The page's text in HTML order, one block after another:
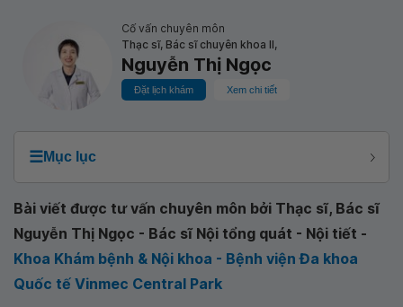
Cố vấn chuyên môn
Thạc sĩ, Bác sĩ chuyên khoa II,
Nguyễn Thị Ngọc
Đặt lịch khám Xem chi tiết
☰Mục lục
Bài viết được tư vấn chuyên môn bởi Thạc sĩ, Bác sĩ
Nguyễn Thị Ngọc - Bác sĩ Nội tổng quát - Nội tiết -
Khoa Khám bệnh & Nội khoa - Bệnh viện Đa khoa
Quốc tế Vinmec Central Park